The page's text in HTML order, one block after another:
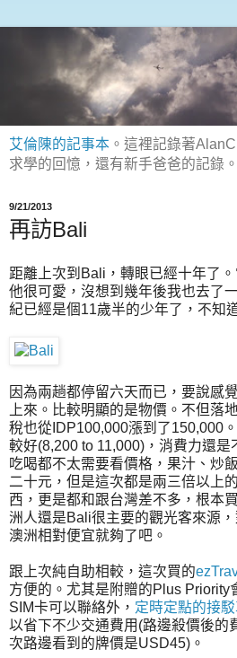
艾倫陳的記事本 。這裡記錄著
求學的回憶，還有新手爸爸的記錄。
9/21/2013
再訪Bali
距離上次到Bali，轉眼已經十年了
他很可愛，沒想到幾年後我也去了
紀已經是個11歲半的少年了，不知
因為兩趟都停留六天而已，要說感
上來。比較明顯的是物價。不但落
稅也從IDP100,000漲到了150,000
較好(8,200 to 11,000)，消費力還是
吃喝都不太需要看價格，果汁、炒
二十元，但是這次都是兩三倍以上
西，更是都和跟台灣差不多，根本
洲人還是Bali很主要的觀光客來源
澳洲相對便宜就夠了吧。
跟上次純自助相較，這次買的
方便的。尤其是附贈的Plus Priority
SIM卡可以聯絡外， 定時定點的接
以省下不少交通費用(路邊殺價後的
次路邊看到的牌價是USD45)。